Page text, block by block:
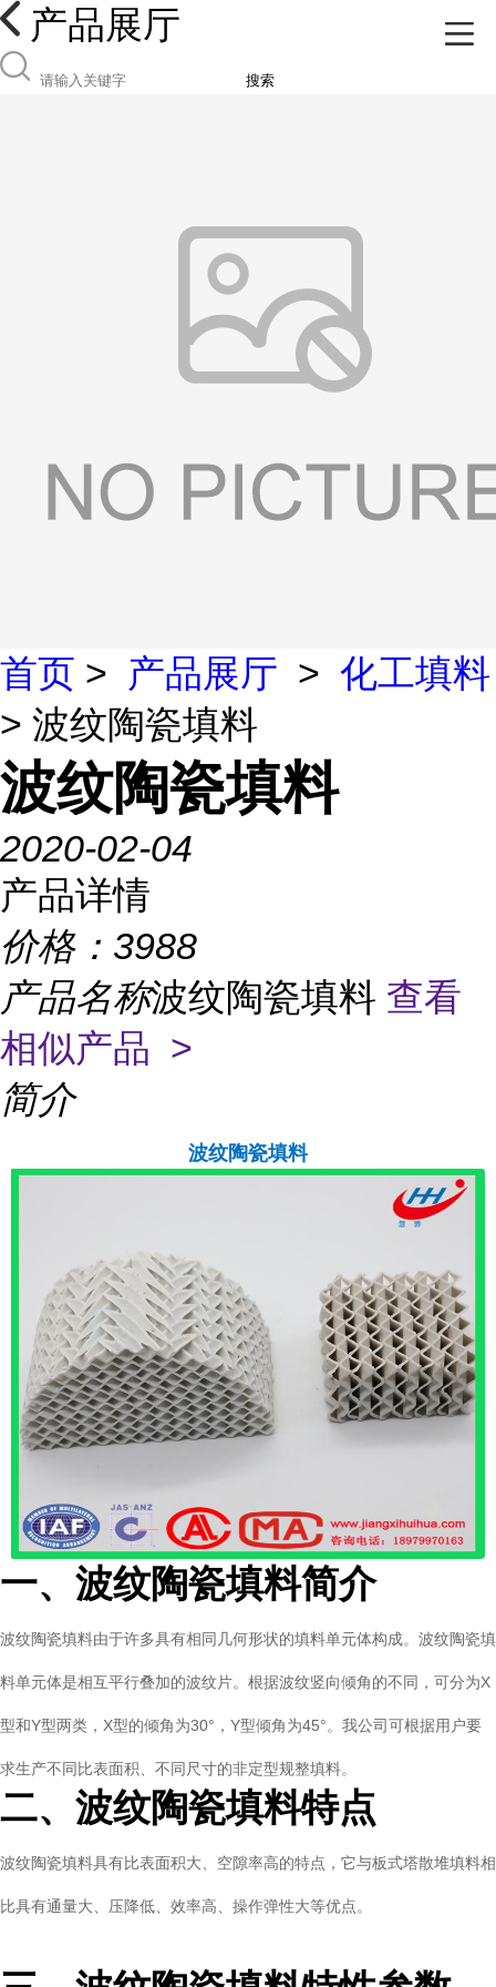
产品展厅
搜索
首页 > 产品展厅 > 化工填料
> 波纹陶瓷填料
波纹陶瓷填料
2020-02-04
产品详情
价格： 3988
产品名称波纹陶瓷填料 查看
相似产品 >
简介
波纹陶瓷填料
一、 波纹陶瓷填料简介
波纹陶瓷填料由于许多具有相同几何形状的填料单元体构成。波纹陶瓷填
料单元体是相互平行叠加的波纹片。根据波纹竖向倾角的不同，可分为X
型和Y型两类， X型的倾角为30°， Y型倾角为45°。我公司可根据用户要
求生产不同比表面积、不同尺寸的非定型规整填料。
二、波纹陶瓷填料特点
波纹陶瓷填料具有比表面积大、空隙率高的特点，它与板式塔散堆填料相
比具有通量大、压降低、效率高、操作弹性大等优点。